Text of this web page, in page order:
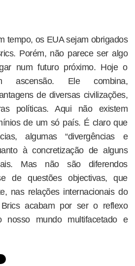
tempo, os EUA sejam obrigados
Porém, não parece ser algo
num futuro próximo. Hoje o
ascensão. Ele combina,
de diversas civilizações,
políticas. Aqui não existem
de um só país. É claro que
algumas “divergências e
à concretização de alguns
Mas não são diferendos
de questões objectivas, que
nas relações internacionais do
acabam por ser o reflexo
nosso mundo multifacetado e